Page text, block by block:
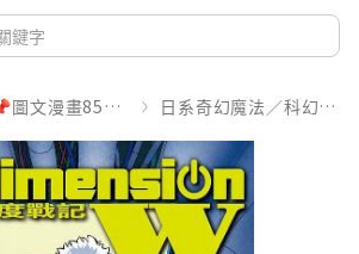
📌圖文漫畫85折起 日系奇幻魔法／科幻冒險